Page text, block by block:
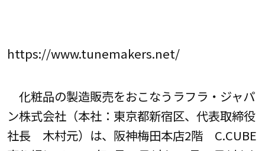
https://www.tunemakers.net/
化粧品の製造販売をおこなうラフラ・ジャパ
ン株式会社（本社：東京都新宿区、代表取締役
社長 木村元）は、阪神梅田本店2階 C.CUBE